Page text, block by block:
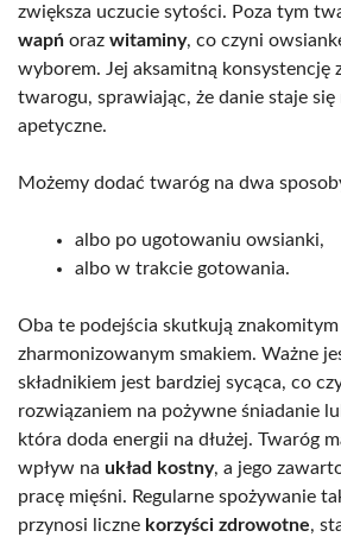
zwiększa uczucie sytości. Poza tym
wapń oraz witaminy, co czyni
wyborem. Jej aksamitną konsystencję
twarogu, sprawiając, że danie staje się
apetyczne.
Możemy dodać twaróg na dwa
albo po ugotowaniu owsianki,
albo w trakcie gotowania.
Oba te podejścia skutkują
zharmonizowanym smakiem. Ważne
składnikiem jest bardziej sycąca, co
rozwiązaniem na pożywne śniadanie
która doda energii na dłużej. Twaróg
wpływ na układ kostny, a jego
pracę mięśni. Regularne spożywanie
przynosi liczne korzyści zdrowotne,